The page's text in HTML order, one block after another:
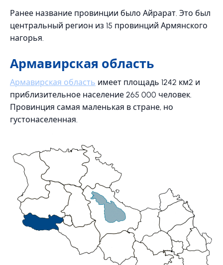
Ранее название провинции было Айрарат. Это был
центральный регион из 15 провинций Армянского
нагорья.
Армавирская область
Армавирская область имеет площадь 1242 км2 и
приблизительное население 265 000 человек.
Провинция самая маленькая в стране, но
густонаселенная.